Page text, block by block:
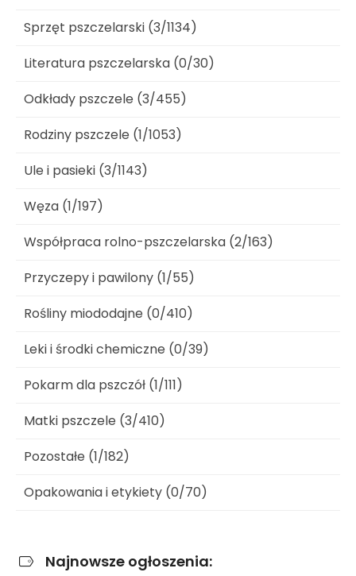
Sprzęt pszczelarski (3/1134)
Literatura pszczelarska (0/30)
Odkłady pszczele (3/455)
Rodziny pszczele (1/1053)
Ule i pasieki (3/1143)
Węza (1/197)
Współpraca rolno-pszczelarska (2/163)
Przyczepy i pawilony (1/55)
Rośliny miododajne (0/410)
Leki i środki chemiczne (0/39)
Pokarm dla pszczół (1/111)
Matki pszczele (3/410)
Pozostałe (1/182)
Opakowania i etykiety (0/70)
Najnowsze ogłoszenia: